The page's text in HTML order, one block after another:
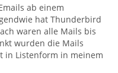
ab einem
hat Thunderbird
waren alle Mails bis
wurden die Mails
in Listenform in meinem